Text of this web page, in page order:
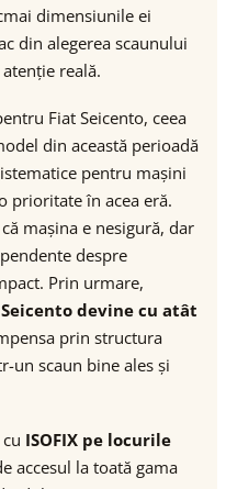
dimensiunile ei
din alegerea scaunului
reală.
Fiat Seicento, ceea
din această perioadă
pentru mașini
prioritate în acea eră.
mașina e nesigură, dar
despre
Prin urmare,
devine cu atât
prin structura
un scaun bine ales și
ISOFIX pe locurile
accesul la toată gama